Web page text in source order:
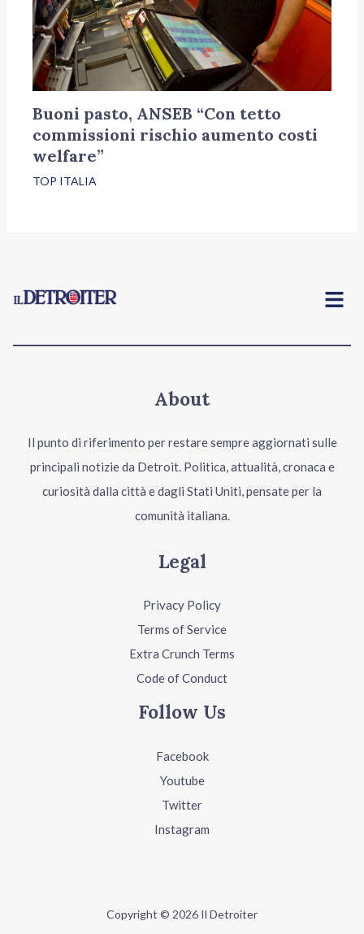
Buoni pasto, ANSEB “Con tetto
commissioni rischio aumento costi
welfare”
TOP ITALIA
Menu
About
Il punto di riferimento per restare sempre aggiornati sulle
principali notizie da Detroit. Politica, attualità, cronaca e
curiosità dalla città e dagli Stati Uniti, pensate per la
comunità italiana.
Legal
Privacy Policy
Terms of Service
Extra Crunch Terms
Code of Conduct
Follow Us
Facebook
Youtube
Twitter
Instagram
Copyright © 2026 Il Detroiter